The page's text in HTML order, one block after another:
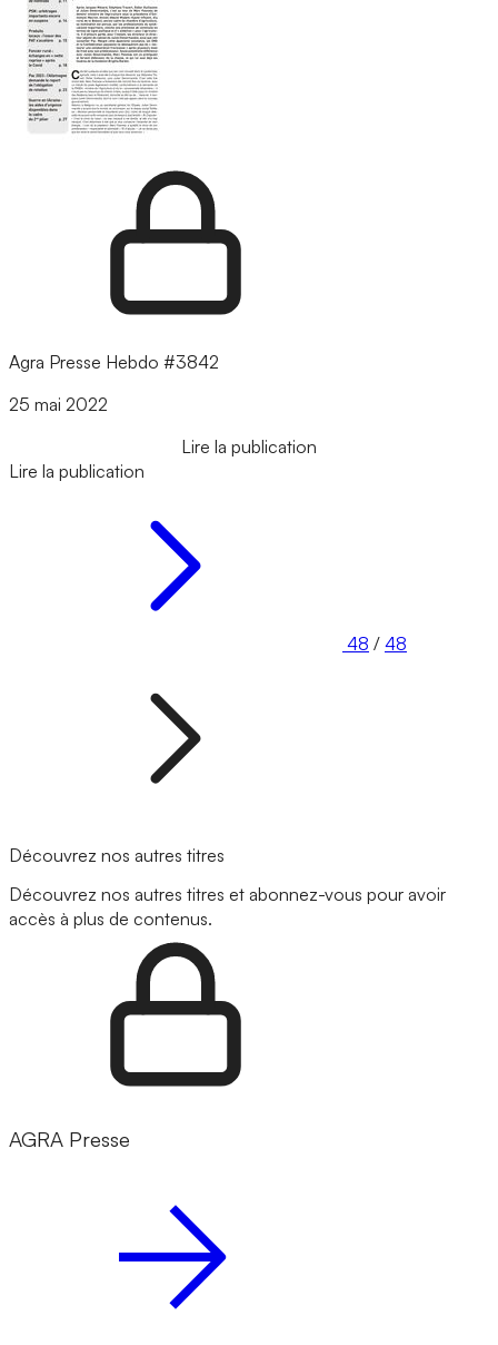
Agra Presse Hebdo #3842
25 mai 2022
Lire la publication
Lire la publication
48 / 48
Découvrez nos autres titres
Découvrez nos autres titres et abonnez-vous pour avoir
accès à plus de contenus.
AGRA Presse